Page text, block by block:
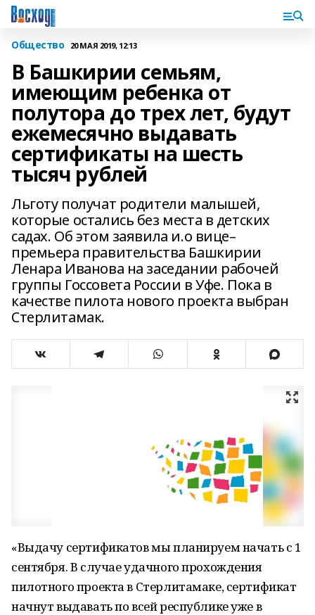
Общество 20 МАЯ 2019, 12:13
В Башкирии семьям,
имеющим ребенка от
полутора до трех лет, будут
ежемесячно выдавать
сертификаты на шесть
тысяч рублей
Льготу получат родители малышей,
которые остались без места в детских
садах. Об этом заявила и.о вице–
премьера правительства Башкирии
Ленара Иванова на заседании рабочей
группы Госсовета России в Уфе. Пока в
качестве пилота нового проекта выбран
Стерлитамак.
«Выдачу сертификатов мы планируем начать с 1
сентября. В случае удачного прохождения
пилотного проекта в Стерлитамаке, сертификат
начнут выдавать по всей республике уже в